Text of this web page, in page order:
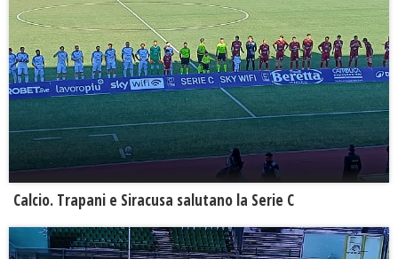
Calcio. Trapani e Siracusa salutano la Serie C